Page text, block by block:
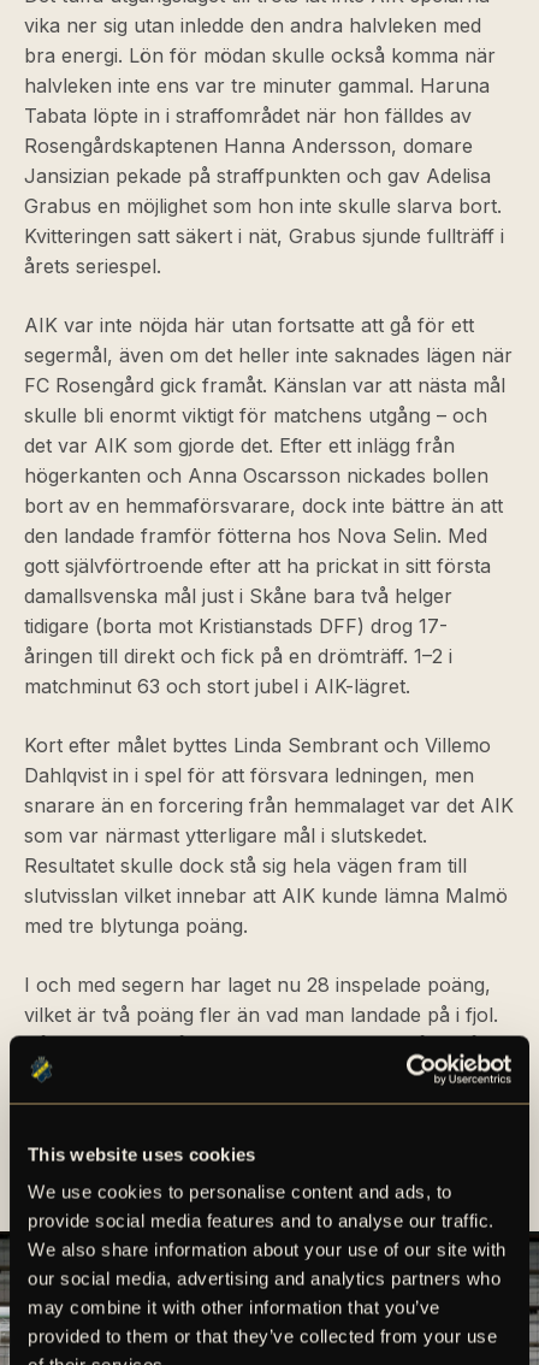
This website uses cookies
We use cookies to personalise content and ads, to
provide social media features and to analyse our traffic.
We also share information about your use of our site with
our social media, advertising and analytics partners who
may combine it with other information that you’ve
provided to them or that they’ve collected from your use
vika ner sig utan inledde den andra halvleken med
bra energi. Lön för mödan skulle också komma när
halvleken inte ens var tre minuter gammal. Haruna
Tabata löpte in i straffområdet när hon fälldes av
Rosengårdskaptenen Hanna Andersson, domare
Jansizian pekade på straffpunkten och gav Adelisa
Grabus en möjlighet som hon inte skulle slarva bort.
Kvitteringen satt säkert i nät, Grabus sjunde fullträff i
årets seriespel.
AIK var inte nöjda här utan fortsatte att gå för ett
segermål, även om det heller inte saknades lägen när
FC Rosengård gick framåt. Känslan var att nästa mål
skulle bli enormt viktigt för matchens utgång – och
det var AIK som gjorde det. Efter ett inlägg från
högerkanten och Anna Oscarsson nickades bollen
bort av en hemmaförsvarare, dock inte bättre än att
den landade framför fötterna hos Nova Selin. Med
gott självförtroende efter att ha prickat in sitt första
damallsvenska mål just i Skåne bara två helger
tidigare (borta mot Kristianstads DFF) drog 17-
åringen till direkt och fick på en drömträff. 1–2 i
matchminut 63 och stort jubel i AIK-lägret.
Kort efter målet byttes Linda Sembrant och Villemo
Dahlqvist in i spel för att försvara ledningen, men
snarare än en forcering från hemmalaget var det AIK
som var närmast ytterligare mål i slutskedet.
Resultatet skulle dock stå sig hela vägen fram till
slutvisslan vilket innebar att AIK kunde lämna Malmö
med tre blytunga poäng.
I och med segern har laget nu 28 inspelade poäng,
vilket är två poäng fler än vad man landade på i fjol.
åtta omgångar av årets säsong. Nästa spelas
kommande lördag, då Växjö DFF gästar Skytteholms
jakten på nya segrar.